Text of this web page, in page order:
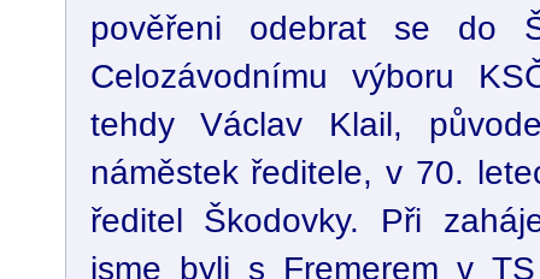
pověřeni odebrat se do
Celozávodnímu výboru
tehdy Václav Klail,
náměstek ředitele, v 70.
ředitel Škodovky. Při
jsme byli s Fremerem v